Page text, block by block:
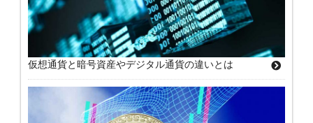
仮想通貨と暗号資産やデジタル通貨の違いとは